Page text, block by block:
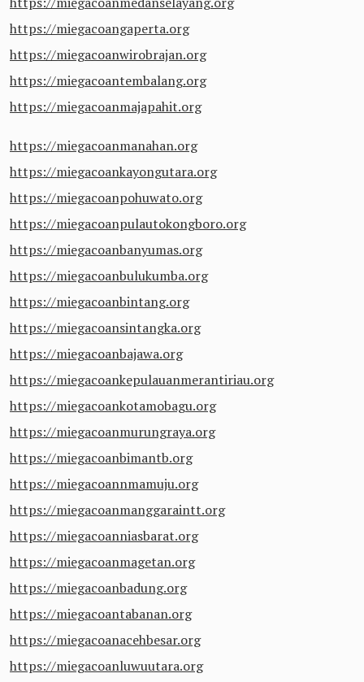
https://miegacoangaperta.org
https://miegacoanwirobrajan.org
https://miegacoantembalang.org
https://miegacoanmajapahit.org
https://miegacoanmanahan.org
https://miegacoankayongutara.org
https://miegacoanpohuwato.org
https://miegacoanpulautokongboro.org
https://miegacoanbanyumas.org
https://miegacoanbulukumba.org
https://miegacoanbintang.org
https://miegacoansintangka.org
https://miegacoanbajawa.org
https://miegacoankepulauanmerantiriau.org
https://miegacoankotamobagu.org
https://miegacoanmurungraya.org
https://miegacoanbimantb.org
https://miegacoannmamuju.org
https://miegacoanmanggaraintt.org
https://miegacoanniasbarat.org
https://miegacoanmagetan.org
https://miegacoanbadung.org
https://miegacoantabanan.org
https://miegacoanacehbesar.org
https://miegacoanluwuutara.org